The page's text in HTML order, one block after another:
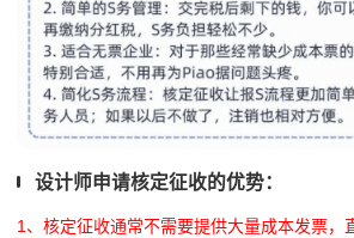
设计师申请核定征收的优势：
1、 核定征收通常不需要提供大量成本发票，